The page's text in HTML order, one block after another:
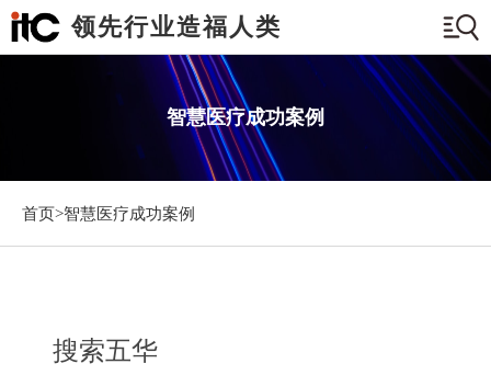
领先行业造福人类
智慧医疗成功案例
首页>智慧医疗成功案例
搜索五华